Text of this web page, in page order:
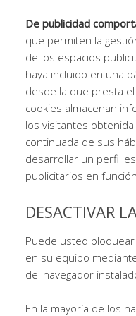
De publicidad
que permiten la
de los espacios
haya incluido en una
desde la que presta
cookies almacenan
los visitantes
continuada de sus
desarrollar un perfil
publicitarios en
DESACTIVAR
Puede usted
en su equipo
del navegador
En la mayoría de los